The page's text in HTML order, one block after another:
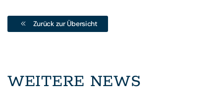
Zurück zur Übersicht
WEITERE NEWS